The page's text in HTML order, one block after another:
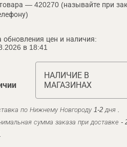
— 420270 (называйте при
обновления цен и наличия:
в 18:41
НАЛИЧИЕ В
МАГАЗИНАХ
по Нижнему Новгороду 1-2 дня .
сумма заказа при доставке -